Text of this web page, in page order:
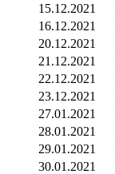
15.12.2021
16.12.2021
20.12.2021
21.12.2021
22.12.2021
23.12.2021
27.01.2021
28.01.2021
29.01.2021
30.01.2021